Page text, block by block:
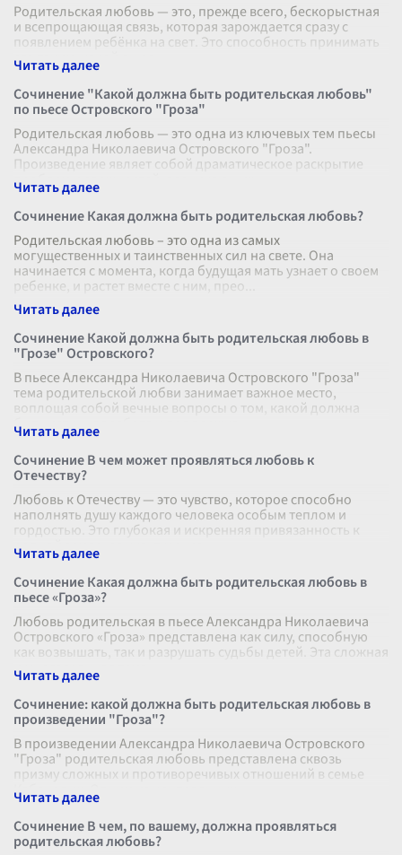
Родительская любовь — это, прежде всего, бескорыстная
и всепрощающая связь, которая зарождается сразу с
появлением ребёнка на свет. Это способность принимать
его таким, какой он ес
Сочинение "Какой должна быть родительская любовь"
по пьесе Островского "Гроза"
Родительская любовь — это одна из ключевых тем пьесы
Александра Николаевича Островского "Гроза".
Произведение являет собой драматическое раскрытие
проблем и сложностей, возникающих
Сочинение Какая должна быть родительская любовь?
Родительская любовь – это одна из самых
могущественных и таинственных сил на свете. Она
начинается с момента, когда будущая мать узнает о своем
ребенке, и растет вместе с ним, прео
Сочинение Какой должна быть родительская любовь в
"Грозе" Островского?
В пьесе Александра Николаевича Островского "Гроза"
тема родительской любви занимает важное место,
воплощая собой вечные вопросы о том, какой должна
быть истинная забота и поддержка
Сочинение В чем может проявляться любовь к
Отечеству?
Любовь к Отечеству — это чувство, которое способно
наполнять душу каждого человека особым теплом и
гордостью. Это глубокая и искренняя привязанность к
родной земле, ее культуре, ис
Сочинение Какая должна быть родительская любовь в
пьесе «Гроза»?
Любовь родительская в пьесе Александра Николаевича
Островского «Гроза» представлена как силу, способную
как возвышать, так и разрушать судьбы детей. Эта сложная
и многогранная тема
Сочинение: какой должна быть родительская любовь в
произведении "Гроза"?
В произведении Александра Николаевича Островского
"Гроза" родительская любовь представлена сквозь
призму сложных и противоречивых отношений в семье
Кабановых. Одним из центральных
Сочинение В чем, по вашему, должна проявляться
родительская любовь?